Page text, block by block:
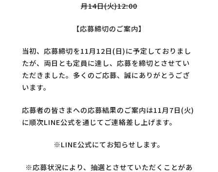
月14日(火)12:00
【応募締切のご案内】
当初、応募締切を11月12日(日)に予定しておりまし
たが、両日とも定員に達し、応募を締切とさせてい
ただきました。多くのご応募、誠にありがとうござ
います。
応募者の皆さまへの応募結果のご案内は11月7日(火)
に順次LINE公式を通じてご連絡差し上げます。
※LINE公式にてお知らせします。
※応募状況により、抽選とさせていただくことがあ